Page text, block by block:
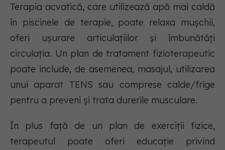
Terapia acvatică, care utilizează apă mai caldă
în piscinele de terapie, poate relaxa mușchii,
oferi ușurare articulațiilor și îmbunătăți
circulația. Un plan de tratament fizioterapeutic
poate include, de asemenea, masajul, utilizarea
unui aparat TENS sau comprese calde/frige
pentru a preveni și trata durerile musculare.
În plus față de un plan de exerciții fizice,
terapeutul poate oferi educație privind